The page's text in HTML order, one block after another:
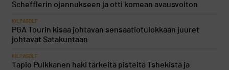
Schefflerin ojennukseen ja otti komean avausvoiton
KILPAGOLF
PGA Tourin kisaa johtavan sensaatiotulokkaan juuret
johtavat Satakuntaan
KILPAGOLF
Tapio Pulkkanen haki tärkeitä pisteitä Tshekistä ja